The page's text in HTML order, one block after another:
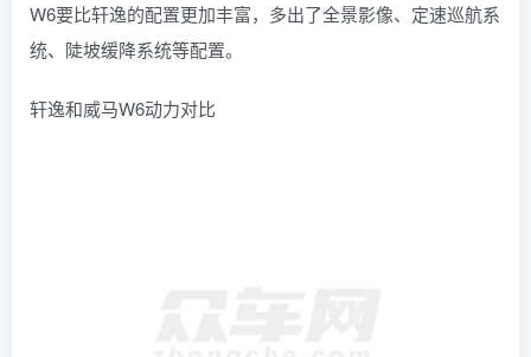
W6要比轩逸的配置更加丰富，多出了全景影像、定速巡航系
统、陡坡缓降系统等配置。
轩逸和威马W6动力对比